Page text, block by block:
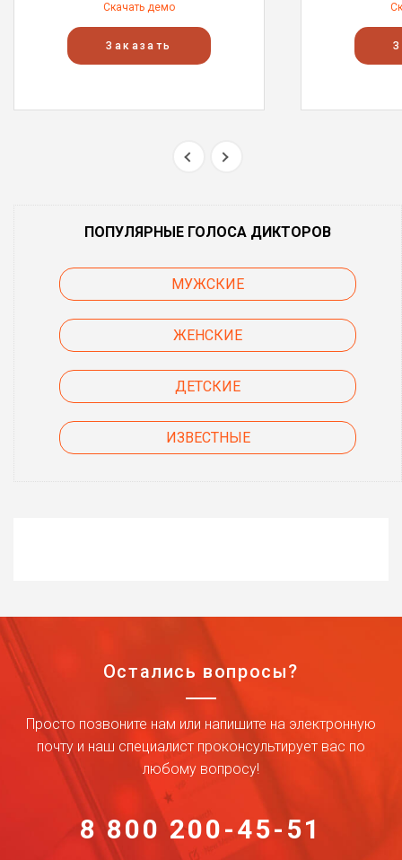
Скачать демо
Заказать
ПОПУЛЯРНЫЕ ГОЛОСА ДИКТОРОВ
МУЖСКИЕ
ЖЕНСКИЕ
ДЕТСКИЕ
ИЗВЕСТНЫЕ
Остались вопросы?
Просто позвоните нам или напишите на электронную
почту и наш специалист проконсультирует вас по
любому вопросу!
8 800 200-45-51